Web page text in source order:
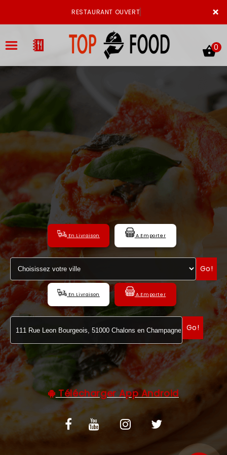
×
RESTAURANT OUVERT
LA CARTE
VOTRE COMPTE
NOTRE RESTAURANT
VOS AVIS
MENTIONS LÉGALES
C.G.V
0
En Livraison A Emporter
Go!
En Livraison A Emporter
Go!
Télécharger App Android